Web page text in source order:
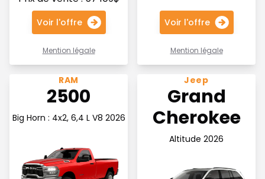
Voir l'offre
Mention légale
Voir l'offre
Mention légale
Voir l'offre 260.98$ par semaine
RAM
2500
Big Horn : 4x2, 6,4 L V8 2026
Voir l'offre 273.27$ par
Jeep
Grand
Cherokee
Altitude 2026